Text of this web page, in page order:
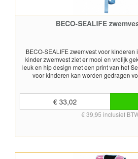
BECO-SEALIFE
BECO-SEALIFE zwemvest voor kinderen
kinder zwemvest ziet er mooi en vrolijk
leuk en hip design met een print van het
voor kinderen kan worden gedragen
drijven en het zwemmen voor kinderen
gemaakt uit huidvriendelijk en zacht
bijzonder hoog draagcomfort en
druksluiting aan de voorzijde. Door de
ook goed op zijn plaats zitten tijdens het
€ 33,02
€ 39,95 inclusief